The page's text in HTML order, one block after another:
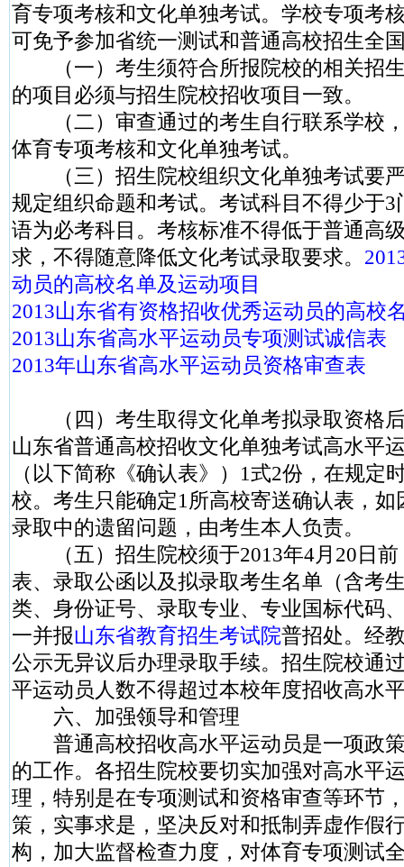
育专项考核和文化单独考试。学校专项考
可免予参加省统一测试和普通高校招生全
（一）考生须符合所报院校的相关招生
的项目必须与招生院校招收项目一致。
（二）审查通过的考生自行联系学校，
体育专项考核和文化单独考试。
（三）招生院校组织文化单独考试要严
规定组织命题和考试。考试科目不得少于
语为必考科目。考核标准不得低于普通高
求，不得随意降低文化考试录取要求。
动员的高校名单及运动项目
2013山东省有资格招收优秀运动员的高校
2013山东省高水平运动员专项测试诚信表
2013年山东省高水平运动员资格审查表
（四）考生取得文化单考拟录取资格后
山东省普通高校招收文化单独考试高水平
（以下简称《确认表》）1式2份，在规定
校。考生只能确定1所高校寄送确认表，
录取中的遗留问题，由考生本人负责。
（五）招生院校须于2013年4月20日前
表、录取公函以及拟录取考生名单（含考
类、身份证号、录取专业、专业国标代码
一并报山东省教育招生考试院普招处。经
公示无异议后办理录取手续。招生院校通
平运动员人数不得超过本校年度招收高水
六、加强领导和管理
普通高校招收高水平运动员是一项政策
的工作。各招生院校要切实加强对高水平
理，特别是在专项测试和资格审查等环节
策，实事求是，坚决反对和抵制弄虚作假
构，加大监督检查力度，对体育专项测试